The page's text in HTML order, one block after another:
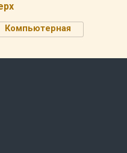
Компьютерная